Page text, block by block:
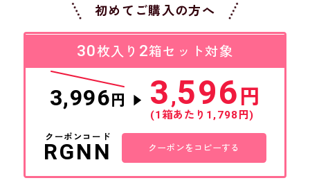
初めてご購入の方へ
30枚入り 2箱セット対象
3,996 円 ▼ 3 ,596 円
(1箱あたり1,798円)
クーポンコード
RGNN クーポンをコピーする